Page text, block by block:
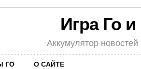
Игра Го
Аккумулятор
ГО О САЙТЕ